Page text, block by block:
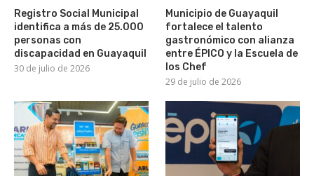
Registro Social Municipal
identifica a más de 25.000
personas con
discapacidad en Guayaquil
30 de julio de 2026
Municipio de Guayaquil
fortalece el talento
gastronómico con alianza
entre ÉPICO y la Escuela de
los Chef
29 de julio de 2026